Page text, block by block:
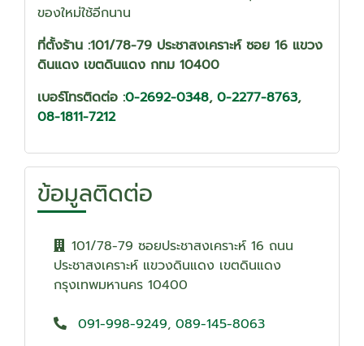
ของใหม่ใช้อีกนาน
ที่ตั้งร้าน :101/78-79 ประชาสงเคราะห์ ซอย 16 แขวง
ดินแดง เขตดินแดง กทม 10400
เบอร์โทรติดต่อ :0-2692-0348, 0-2277-8763,
08-1811-7212
ข้อมูลติดต่อ
101/78-79 ซอยประชาสงเคราะห์ 16 ถนน
ประชาสงเคราะห์ แขวงดินแดง เขตดินแดง
กรุงเทพมหานคร 10400
091-998-9249, 089-145-8063